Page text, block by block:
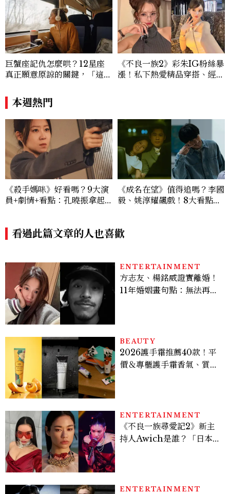
視角與編輯直覺，引領讀者探索女性多元面
貌與生活品味風格的無限可能。
巨蟹座記仇怎麼哄？12星座
真正願意原諒的關鍵，「這星
怎麼做
《不良一族2》彩朱IG粉絲暴
漲！私下熱愛精品穿搭、經營
本週熱門
《殺手媽咪》好看嗎？9大演
員+劇情+看點：孔曉振拿起
《成名在望》值得追嗎？李國
毅、姚淳耀飆戲！8大看點與
看過此篇文章的人也喜歡
ENTERTAINMENT
方志友、楊銘威證實離婚！
11年婚姻畫句點：無法再做
BEAUTY
2026護手霜推薦40款！平
價＆專櫃護手霜香氣、質
ENTERTAINMENT
《不良一族尋愛記2》新主
持人Awich是誰？「日本嘻
ENTERTAINMENT